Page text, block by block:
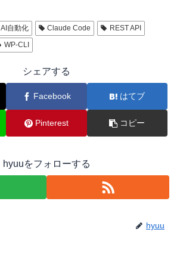
AI自動化 Claude Code
REST API
WP-CLI
シェアする
Facebook はてブ
Pinterest コピー
hyuuをフォローする
hyuu